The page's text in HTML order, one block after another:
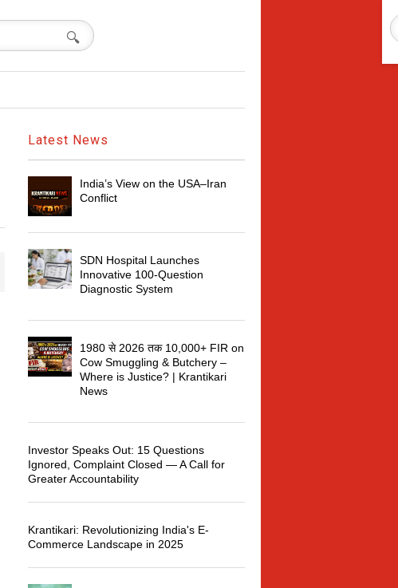
🔍
Latest News
India’s View on the USA–Iran
Conflict
SDN Hospital Launches
Innovative 100‑Question
Diagnostic System
1980 से 2026 तक 10,000+ FIR on
Cow Smuggling & Butchery –
Where is Justice? | Krantikari
News
Investor Speaks Out: 15 Questions
Ignored, Complaint Closed — A Call for
Greater Accountability
Krantikari: Revolutionizing India's E-
Commerce Landscape in 2025